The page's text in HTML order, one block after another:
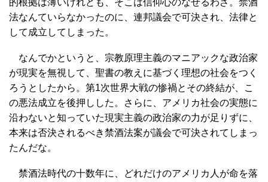
法なんていらなかったのに、連邦議会で可決され、法律と
して成立してしまった。
なんでかというと、宗教原理主義のマニアックな政治家
が現実を無視して、聖書の教えに基づく理想の社会をつく
ろうとしたから。第1次世界大戦の惨禍とその終結が、こ
の悪法成立を後押しした。さらに、アメリカ社会の実態に
沿わないと知っていた現実主義の政治家の力が足りずに、
本来は否決されるべき禁酒法案が議会で可決されてしまっ
たんだな。
禁酒法時代の十数年に、どれだけのアメリカ人が命を落